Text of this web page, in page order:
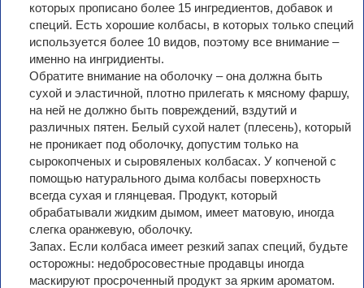
которых прописано более 15 ингредиентов, добавок и
специй. Есть хорошие колбасы, в которых только специй
используется более 10 видов, поэтому все внимание –
именно на ингридиенты.
Обратите внимание на оболочку – она должна быть
сухой и эластичной, плотно прилегать к мясному фаршу,
на ней не должно быть повреждений, вздутий и
различных пятен. Белый сухой налет (плесень), который
не проникает под оболочку, допустим только на
сырокопченых и сыровяленых колбасах. У копченой с
помощью натурального дыма колбасы поверхность
всегда сухая и глянцевая. Продукт, который
обрабатывали жидким дымом, имеет матовую, иногда
слегка оранжевую, оболочку.
Запах. Если колбаса имеет резкий запах специй, будьте
осторожны: недобросовестные продавцы иногда
маскируют просроченный продукт за ярким ароматом.